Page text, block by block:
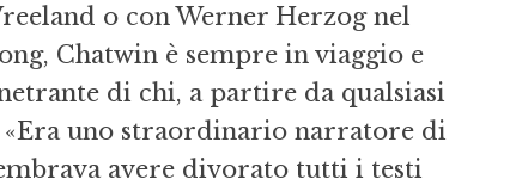
o con Werner Herzog nel
Chatwin è sempre in viaggio e
di chi, a partire da qualsiasi
«Era uno straordinario narratore di
avere divorato tutti i testi